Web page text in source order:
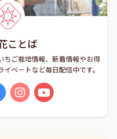
ことば
ちご栽培情報、新着情報やお得
ベートなど毎日配信中です。